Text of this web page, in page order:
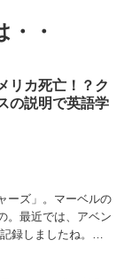
・
リカ死亡！？ク
の説明で英語学
ーズ」。マーベルの
。最近では、アベン
録しましたね。そ